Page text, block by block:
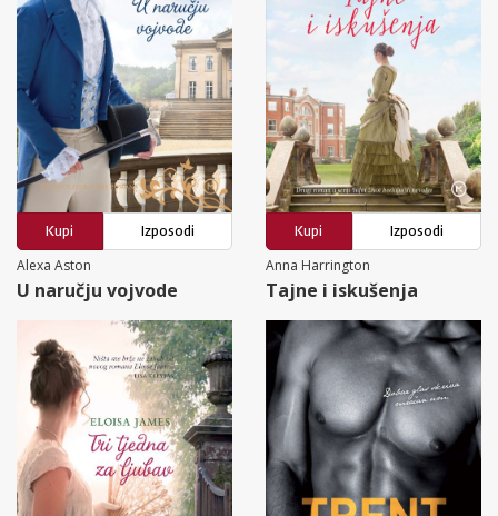
Kupi
Izposodi
Alexa Aston
U naručju vojvode
Kupi
Izposodi
Anna Harrington
Tajne i iskušenja